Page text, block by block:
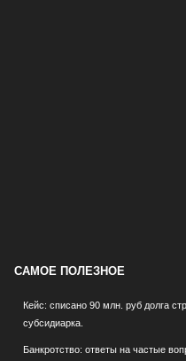
САМОЕ ПОЛЕЗНОЕ
Кейс: списано 90 млн. руб долга
субсидиарка.
Банкротство: ответы на частые